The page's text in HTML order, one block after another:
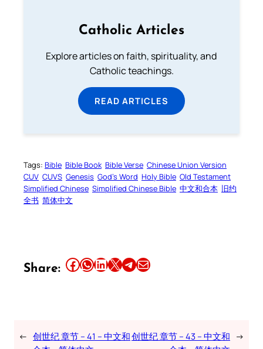
Catholic Articles
Explore articles on faith, spirituality, and
Catholic teachings.
READ ARTICLES
Tags: Bible Bible Book Bible Verse Chinese Union Version
CUV CUVS Genesis God’s Word Holy Bible Old Testament
Simplified Chinese Simplified Chinese Bible 中文和合本 旧约
全书 简体中文
Share: Share this article on Facebook Share this article on WhatsApp Share this article on LinkedIn Share this article on X Share this article on TelegramEmail this Article
← 创世纪 章节 – 41 – 中文和创世纪 章节 – 43 – 中文和 →